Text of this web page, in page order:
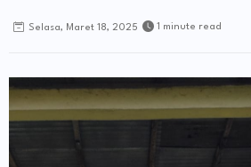
Selasa, Maret 18, 2025 1 minute read